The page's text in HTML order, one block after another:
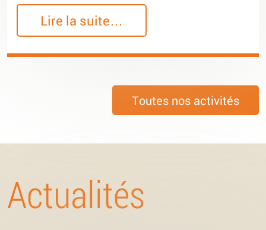
Lire la suite…
Toutes nos activités
Actualités